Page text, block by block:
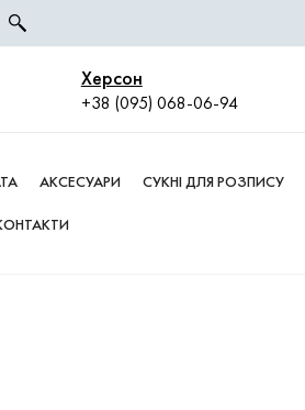
Херсон
+38 (095) 068-06-94
АКСЕСУАРИ СУКНІ ДЛЯ РОЗПИСУ